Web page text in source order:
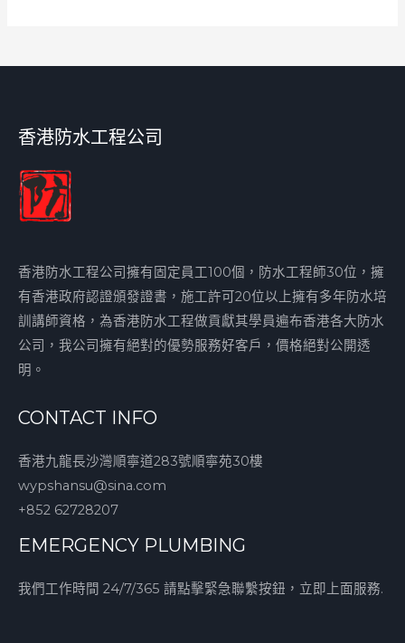
香港防水工程公司
香港防水工程公司擁有固定員工100個，防水工程師30位，擁
有香港政府認證頒發證書，施工許可20位以上擁有多年防水培
訓講師資格，為香港防水工程做貢獻其學員遍布香港各大防水
公司，我公司擁有絕對的優勢服務好客戶，價格絕對公開透
明。
CONTACT INFO
香港九龍長沙灣順寧道283號順寧苑30樓
wypshansu@sina.com
+852 62728207
EMERGENCY PLUMBING
我們工作時間 24/7/365 請點擊緊急聯繫按鈕，立即上面服務.